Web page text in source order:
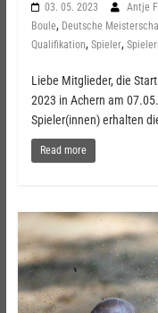
03. 05. 2023 Antje
Boule, Deutsche
Qualifikation, Spieler,
Liebe Mitglieder, die
2023 in Achern am
Spieler(innen) erhalten
Read more